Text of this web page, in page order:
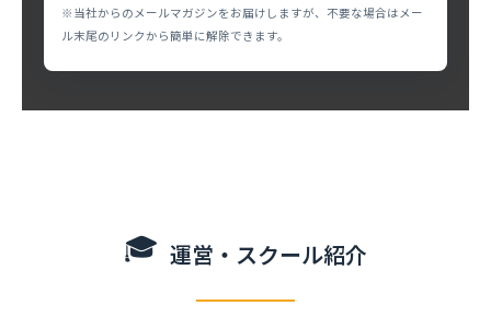
※当社からのメールマガジンをお届けしますが、不要な場合はメー
ル末尾のリンクから簡単に解除できます。
🎓 運営・スクール紹介